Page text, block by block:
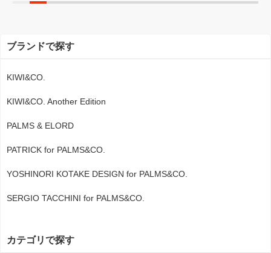
ブランドで探す
KIWI&CO.
KIWI&CO. Another Edition
PALMS & ELORD
PATRICK for PALMS&CO.
YOSHINORI KOTAKE DESIGN for PALMS&CO.
SERGIO TACCHINI for PALMS&CO.
カテゴリで探す